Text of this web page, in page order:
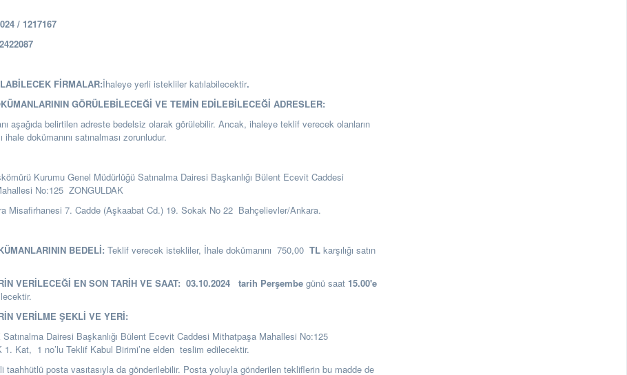
/ 1217167
FİRMALAR:İhaleye yerli istekliler katılabilecektir.
GÖRÜLEBİLECEĞİ VE TEMİN EDİLEBİLECEĞİ ADRESLER:
aşağıda belirtilen adreste bedelsiz olarak görülebilir. Ancak, ihaleye teklif verecek olanların
ihale dokümanını satınalması zorunludur.
Kurumu Genel Müdürlüğü Satınalma Dairesi Başkanlığı Bülent Ecevit Caddesi
No:125 ZONGULDAK
Misafirhanesi 7. Cadde (Aşkaabat Cd.) 19. Sokak No 22 Bahçelievler/Ankara.
BEDELİ: Teklif verecek istekliler, İhale dokümanını 750,00 TLkarşılığı satın
VERİLECEĞİ EN SON TARİH VE SAAT: 03.10.2024 tarih Perşembe günü saat 15.00'e
VERİLME ŞEKLİ VE YERİ:
Dairesi Başkanlığı Bülent Ecevit Caddesi Mithatpaşa Mahallesi No:125
1. Kat, 1 no’lu Teklif Kabul Birimi’ne elden teslim edilecektir.
taahhütlü posta vasıtasıyla da gönderilebilir. Posta yoluyla gönderilen tekliflerin bu madde de